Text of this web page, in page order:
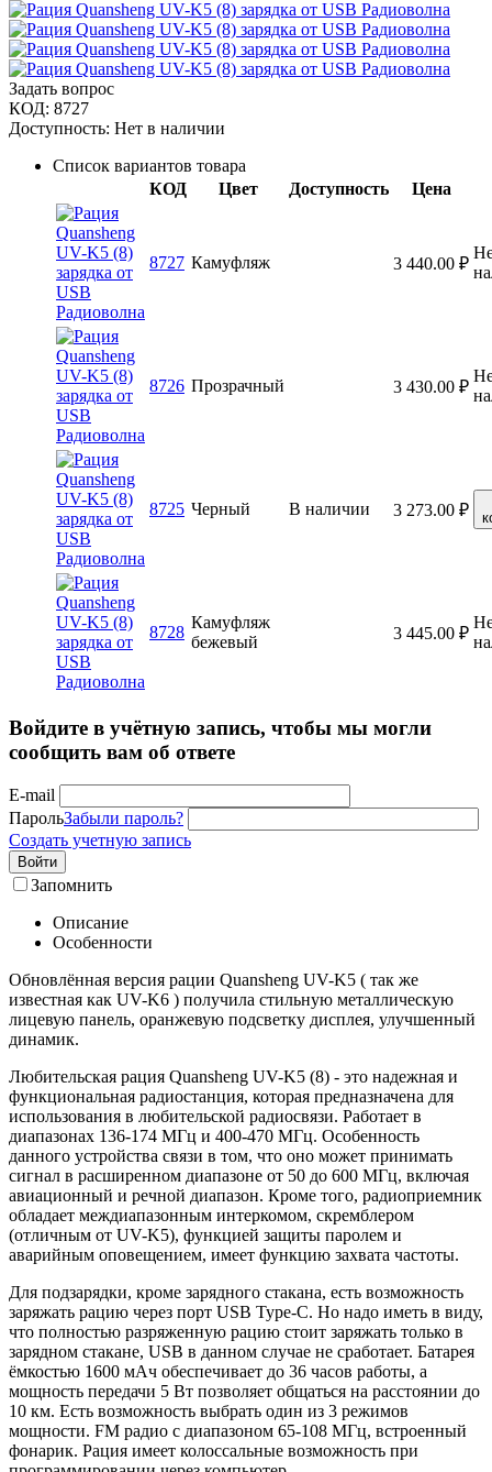
Задать вопрос
КОД: 8727
Доступность: Нет в наличии
Список вариантов товара
КОД
Цвет Доступность Цена
8727 Камуфляж 3 440.00 ₽
8726 Прозрачный 3 430.00 ₽
8725 Черный В наличии 3 273.00 ₽
8728
Камуфляж
бежевый
3 445.00 ₽
Войдите в учётную запись, чтобы мы могли
сообщить вам об ответе
E-mail
ПарольЗабыли пароль?
Создать учетную запись
Войти
Запомнить
Описание
Особенности
Обновлённая версия рации Quansheng UV-K5 ( так же
известная как UV-K6 ) получила стильную металлическую
лицевую панель, оранжевую подсветку дисплея, улучшенный
динамик.
Любительская рация Quansheng UV-K5 (8) - это надежная и
функциональная радиостанция, которая предназначена для
использования в любительской радиосвязи. Работает в
диапазонах 136-174 МГц и 400-470 МГц. Особенность
данного устройства связи в том, что оно может принимать
сигнал в расширенном диапазоне от 50 до 600 МГц, включая
авиационный и речной диапазон. Кроме того, радиоприемник
обладает междиапазонным интеркомом, скремблером
(отличным от UV-K5), функцией защиты паролем и
аварийным оповещением, имеет функцию захвата частоты.
Для подзарядки, кроме зарядного стакана, есть возможность
заряжать рацию через порт USB Type-C. Но надо иметь в виду,
что полностью разряженную рацию стоит заряжать только в
зарядном стакане, USB в данном случае не сработает. Батарея
ёмкостью 1600 мАч обеспечивает до 36 часов работы, а
мощность передачи 5 Вт позволяет общаться на расстоянии до
10 км. Есть возможность выбрать один из 3 режимов
мощности. FM радио с диапазоном 65-108 МГц, встроенный
фонарик. Рация имеет колоссальные возможность при